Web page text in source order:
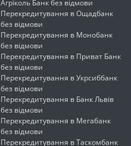
Агріколь Банк без відмови
Перекредитування в Ощадбанк
без відмови
Перекредитування в Монобанк
без відмови
Перекредитування в Приват Банк
без відмови
Перекредитування в Укрсиббанк
без відмови
Перекредитування в Банк Львів
без відмови
Перекредитування в Мегабанк
без відмови
Перекредитування в Таскомбанк